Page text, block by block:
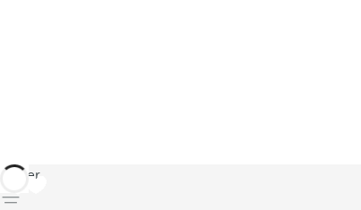
volver